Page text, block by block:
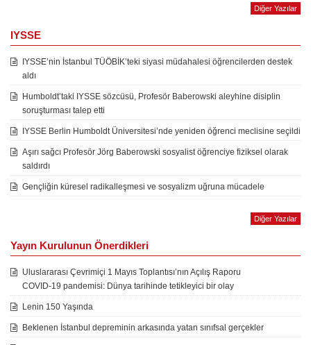
Diğer Yazılar
IYSSE
IYSSE’nin İstanbul TÜÖBİK’teki siyasi müdahalesi öğrencilerden destek
aldı
Humboldt’taki IYSSE sözcüsü, Profesör Baberowski aleyhine disiplin
soruşturması talep etti
IYSSE Berlin Humboldt Üniversitesi’nde yeniden öğrenci meclisine seçildi
Aşırı sağcı Profesör Jörg Baberowski sosyalist öğrenciye fiziksel olarak
saldırdı
Gençliğin küresel radikalleşmesi ve sosyalizm uğruna mücadele
Diğer Yazılar
Yayın Kurulunun Önerdikleri
Uluslararası Çevrimiçi 1 Mayıs Toplantısı’nın Açılış Raporu
COVID-19 pandemisi: Dünya tarihinde tetikleyici bir olay
Lenin 150 Yaşında
Beklenen İstanbul depreminin arkasında yatan sınıfsal gerçekler